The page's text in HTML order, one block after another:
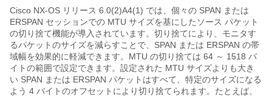
Cisco NX-OS リリース 6.0(2)A4(1) では、個々の SPAN または
ERSPAN セッションでの MTU サイズを基にしたソース パケット
の切り捨て機能が導入されています。切り捨てにより、モニタす
るパケットのサイズを減らすことで、SPAN または ERSPAN の帯
域幅を効果的に軽減できます。MTU の切り捨ては 64 ～ 1518 バ
イトの範囲で設定できます。設定された MTU サイズよりも大き
い SPAN または ERSPAN パケットはすべて、特定のサイズになる
よう 4 バイトのオフセットにより切り捨てられます。たとえば、